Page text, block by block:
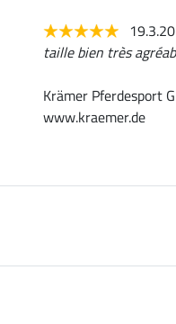
taille bien très
Krämer Pferdesport
www.kraemer.de